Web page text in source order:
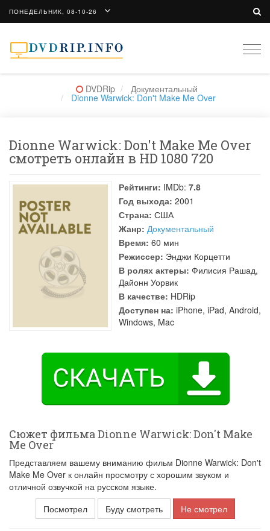
ПОНЕДЕЛЬНИК, 08-10-26
DVDRip Документальный
Dionne Warwick: Don't Make Me Over
Dionne Warwick: Don't Make Me Over
смотреть онлайн в HD 1080 720
Рейтинги: IMDb: 7.8
Год выхода: 2001
Страна: США
Жанр: Документальный
Время: 60 мин
Режиссер: Энджи Корцетти
В ролях актеры: Филисия Рашад,
Дайонн Уорвик
В качестве: HDRip
Доступен на: iPhone, iPad, Android,
Windows, Mac
Сюжет фильма Dionne Warwick: Don't Make
Me Over
Представляем вашему вниманию фильм Dionne Warwick: Don't
Make Me Over к онлайн просмотру с хорошим звуком и
отличной озвучкой на русском языке.
Посмотрел
Буду смотреть Не смотрел